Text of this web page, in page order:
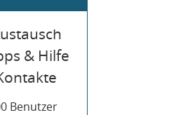
& Hilfe
Benutzer